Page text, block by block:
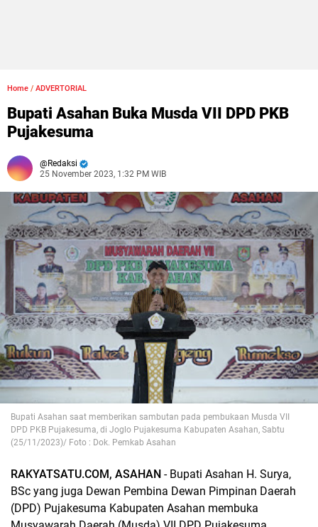
Home / ADVERTORIAL
Bupati Asahan Buka Musda VII DPD PKB
Pujakesuma
Redaksi
25 November 2023, 1:32 PM WIB
Bupati Asahan saat memberikan sambutan pada pembukaan Musda VII
DPD PKB Pujakesuma, di Joglo Pujakesuma Kabupaten Asahan, Sabtu
(25/11/2023)/ Foto : Dok. Pemkab Asahan
RAKYATSATU.COM, ASAHAN - Bupati Asahan H. Surya,
BSc yang juga Dewan Pembina Dewan Pimpinan Daerah
(DPD) Pujakesuma Kabupaten Asahan membuka